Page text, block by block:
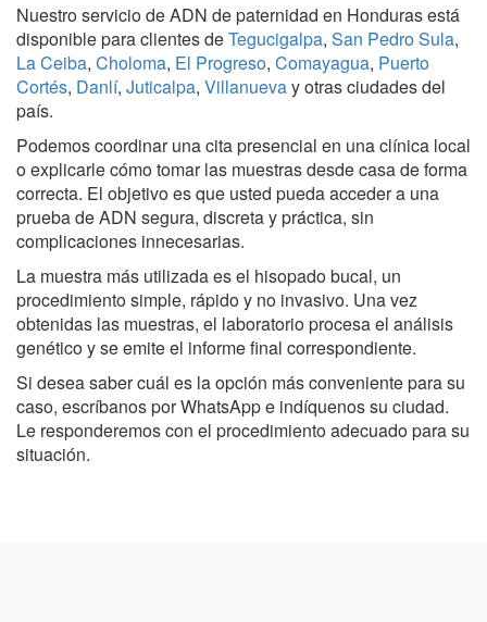
Nuestro servicio de ADN de paternidad en Honduras está
disponible para clientes deTegucigalpa, San Pedro Sula,
La Ceiba, Choloma, El Progreso, Comayagua, Puerto
Cortés, Danlí, Juticalpa, Villanuevay otras ciudades del
país.
Podemos coordinar una cita presencial en una clínica local
o explicarle cómo tomar las muestras desde casa de forma
correcta. El objetivo es que usted pueda acceder a una
prueba de ADN segura, discreta y práctica, sin
complicaciones innecesarias.
La muestra más utilizada es el hisopado bucal, un
procedimiento simple, rápido y no invasivo. Una vez
obtenidas las muestras, el laboratorio procesa el análisis
genético y se emite el informe final correspondiente.
Si desea saber cuál es la opción más conveniente para su
caso, escríbanos por WhatsApp e indíquenos su ciudad.
Le responderemos con el procedimiento adecuado para su
situación.